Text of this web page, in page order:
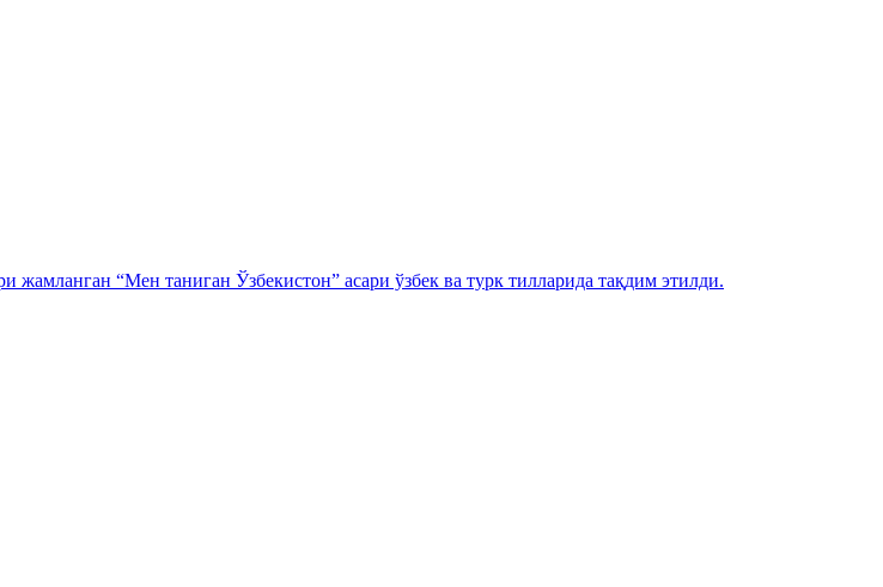
“Мен таниган Ўзбекистон” асари ўзбек ва турк тилларида тақдим этилди.